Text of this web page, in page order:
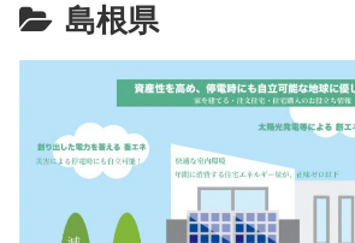
島根県